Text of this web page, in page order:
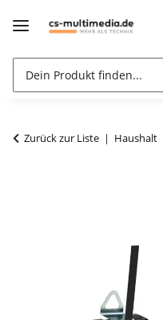
Zurück zur Liste Haushalt